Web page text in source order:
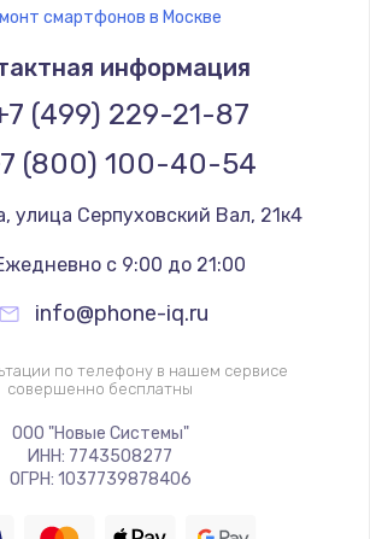
смартфонов в Москве
информация
(499) 229-21-87
(800) 100-40-54
, улица Серпуховский Вал, 21к4
с 9:00 до 21:00
info@phone-iq.ru
по телефону в нашем сервисе
совершенно бесплатны
ООО "Новые Системы"
ИНН: 7743508277
ОГРН: 1037739878406